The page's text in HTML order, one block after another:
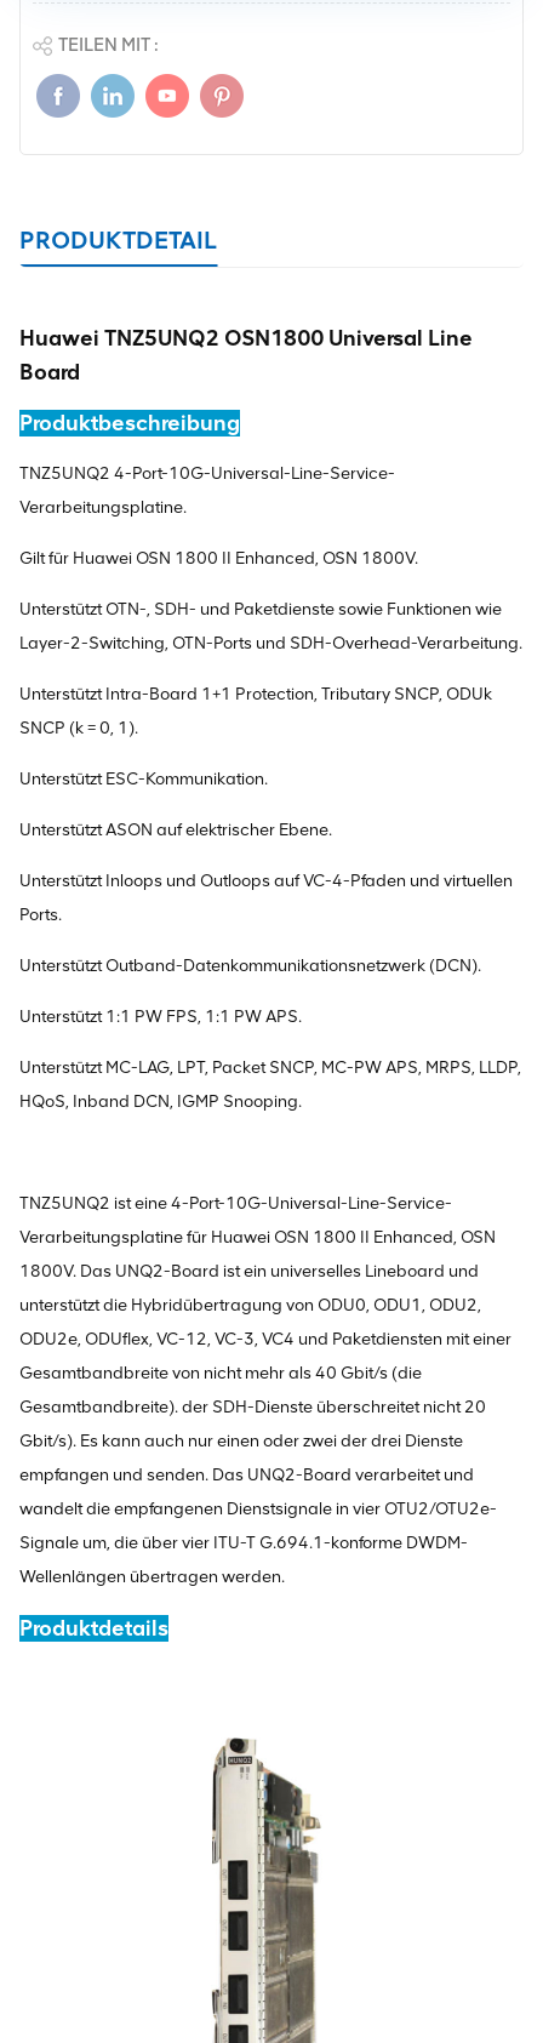
TEILEN MIT :
PRODUKTDETAIL
Huawei TNZ5UNQ2 OSN1800 Universal Line
Board
Produktbeschreibung
TNZ5UNQ2 4-Port-10G-Universal-Line-Service-
Verarbeitungsplatine.
Gilt für Huawei OSN 1800 II Enhanced, OSN 1800V.
Unterstützt OTN-, SDH- und Paketdienste sowie Funktionen wie
Layer-2-Switching, OTN-Ports und SDH-Overhead-Verarbeitung.
Unterstützt Intra-Board 1+1 Protection, Tributary SNCP, ODUk
SNCP (k = 0, 1).
Unterstützt ESC-Kommunikation.
Unterstützt ASON auf elektrischer Ebene.
Unterstützt Inloops und Outloops auf VC-4-Pfaden und virtuellen
Ports.
Unterstützt Outband-Datenkommunikationsnetzwerk (DCN).
Unterstützt 1:1 PW FPS, 1:1 PW APS.
Unterstützt MC-LAG, LPT, Packet SNCP, MC-PW APS, MRPS, LLDP,
HQoS, Inband DCN, IGMP Snooping.
TNZ5UNQ2 ist eine 4-Port-10G-Universal-Line-Service-
Verarbeitungsplatine für Huawei OSN 1800 II Enhanced, OSN
1800V. Das UNQ2-Board ist ein universelles Lineboard und
unterstützt die Hybridübertragung von ODU0, ODU1, ODU2,
ODU2e, ODUflex, VC-12, VC-3, VC4 und Paketdiensten mit einer
Gesamtbandbreite von nicht mehr als 40 Gbit/s (die
Gesamtbandbreite). der SDH-Dienste überschreitet nicht 20
Gbit/s). Es kann auch nur einen oder zwei der drei Dienste
empfangen und senden. Das UNQ2-Board verarbeitet und
wandelt die empfangenen Dienstsignale in vier OTU2/OTU2e-
Signale um, die über vier ITU-T G.694.1-konforme DWDM-
Wellenlängen übertragen werden.
Produktdetails